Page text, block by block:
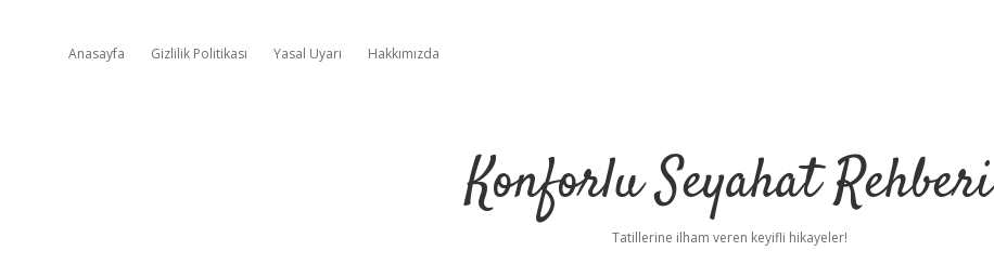
Anasayfa Gizlilik Politikası Yasal Uyarı Hakkımızda
Konforlu Seyahat Rehberi
Tatillerine ilham veren keyifli hikayeler!